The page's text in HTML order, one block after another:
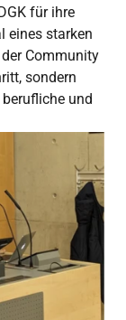
für ihre
eines starken
Community
sondern
und